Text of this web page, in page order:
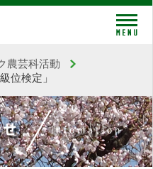
農芸科活動
位検定」
せ infomation